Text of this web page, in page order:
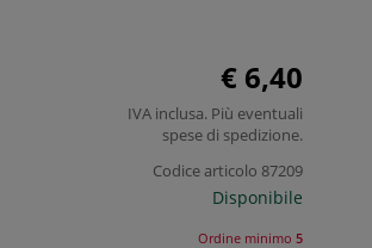
€ 6,40
IVA inclusa. Più eventuali
spese di spedizione.
Codice articolo 87209
Disponibile
Ordine minimo 5